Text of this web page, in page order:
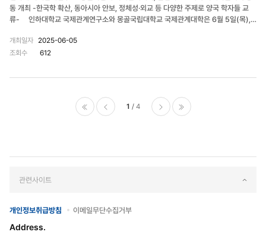
동 개최 -한국학 확산, 동아시아 안보, 정체성·외교 등 다양한 주제로 양국 학자들 교
류- 인하대학교 국제관계연구소와 몽골국립대학교 국제관계대학은 6월 5일(목),
Cooperation in East Asia’라는 주제 아래 국제학술회의를 공동 개최했다. 이번 학
술회의는 2000년대 초부터 이어져 온 양 기관 간 20여 년에 걸친 학술 교류와 협력
공외교적 의의가 중심 의제로 부각되었다. 학술회의는 총 3개의 세션으로 구성되어
골의 학자들이 다양한 발표와 토론을 통해 동아시아의 현재와 미래를 다각도로 조망했
국제관계학 전공 학생이 330명이 넘으며, 수강생들의 만족도·참여율·이수율 모두 긍
국제관계연구소 산하에 설립된 K-학술확산연구센터를 중심으로 진행되고 있다. 한국
도 동아시아 지역 안보에 대한 국제법적 쟁점, 몽골의 외교적 중재 전략, 아프리카에서
의 문화외교 사례 비교, 고려인 이주민의 정체성 형성, 중국의 경제외교, 디지털 시대의
개최일자
2025-06-05
조회수
612
1 4
개인정보취급방침 이메일무단수집거부
Address.
관련사이트